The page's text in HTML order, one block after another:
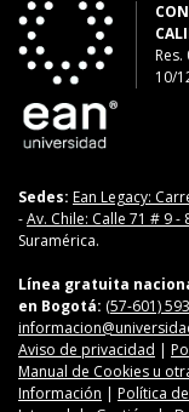
Res.
10/
Sedes: Ean Legacy:
-Av. Chile: Calle 71 # 9 -
Suramérica.
Línea gratuita
en Bogotá: (57-601)
Aviso de privacidad |
Manual de Cookies u
Información | Política